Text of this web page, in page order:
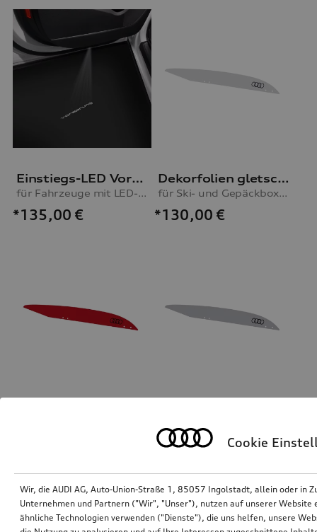
Einstiegs-LED Vorsprung
für Fahrzeuge mit LED-Einstiegsleuchten
*135,00 €
Dekorfolien gletscherweiß
für Ski- und Gepäckbox, 430 l
*130,00 €
*130,00
Cookie
Wir, die AUDI AG, Auto-Union-Straße 1, 85057 Ingolstadt, allein oder in
Unternehmen und Partnern ("Wir", "Unser"), nutzen auf unserer Website
ähnliche Technologien verwenden ("Dienste"), die uns helfen, unsere